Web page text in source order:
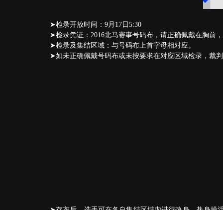
➤检录开放时间：9月17日5:30
➤检录凭证：2016北马赛事号码布，请正确佩戴在胸前
➤检录及集结区域：与号码布上首字母相对应。
➤如未正确佩戴号码布或未按要求在对应区域检录，裁